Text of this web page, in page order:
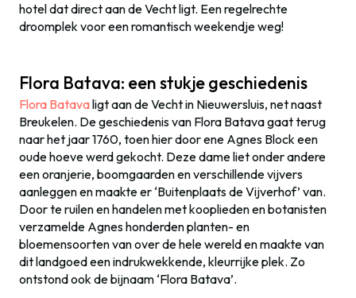
hotel dat direct aan de Vecht ligt. Een regelrechte
droomplek voor een romantisch weekendje weg!
Flora Batava: een stukje geschiedenis
Flora Batavaligt aan de Vecht in Nieuwersluis, net naast
Breukelen. De geschiedenis van Flora Batava gaat terug
naar het jaar 1760, toen hier door ene Agnes Block een
oude hoeve werd gekocht. Deze dame liet onder andere
een oranjerie, boomgaarden en verschillende vijvers
aanleggen en maakte er ‘Buitenplaats de Vijverhof’ van.
Door te ruilen en handelen met kooplieden en botanisten
verzamelde Agnes honderden planten- en
bloemensoorten van over de hele wereld en maakte van
dit landgoed een indrukwekkende, kleurrijke plek. Zo
ontstond ook de bijnaam ‘Flora Batava’.